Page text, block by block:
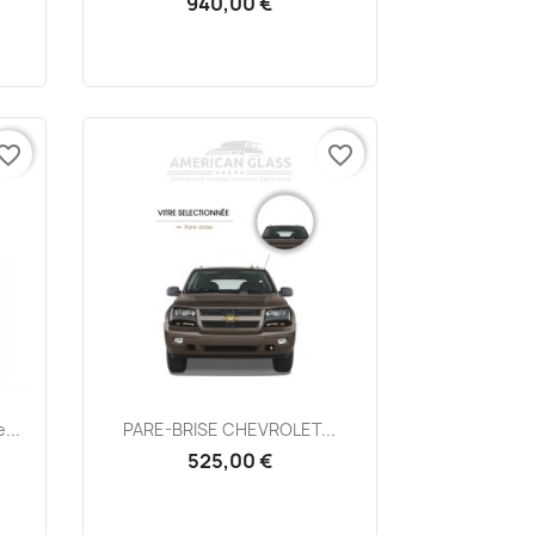
Aperçu rapide
PARE-BRISE CHEVROLET...
525,00 €
favorite_border